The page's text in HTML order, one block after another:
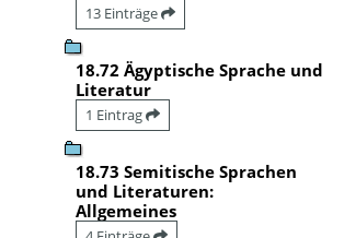
13 Einträge
18.72 Ägyptische Sprache und
Literatur
1 Eintrag
18.73 Semitische Sprachen
und Literaturen:
Allgemeines